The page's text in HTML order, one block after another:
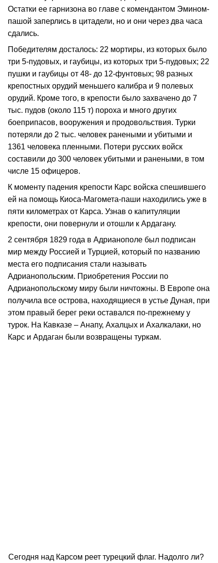
Остатки ее гарнизона во главе с комендантом Эмином-
пашой заперлись в цитадели, но и они через два часа
сдались.
Победителям досталось: 22 мортиры, из которых было
три 5-пудовых, и гаубицы, из которых три 5-пудовых; 22
пушки и гаубицы от 48- до 12-фунтовых; 98 разных
крепостных орудий меньшего калибра и 9 полевых
орудий. Кроме того, в крепости было захвачено до 7
тыс. пудов (около 115 т) пороха и много других
боеприпасов, вооружения и продовольствия. Турки
потеряли до 2 тыс. человек ранеными и убитыми и
1361 человека пленными. Потери русских войск
составили до 300 человек убитыми и ранеными, в том
числе 15 офицеров.
К моменту падения крепости Карс войска спешившего
ей на помощь Киоса-Магомета-паши находились уже в
пяти километрах от Карса. Узнав о капитуляции
крепости, они повернули и отошли к Ардагану.
2 сентября 1829 года в Адрианополе был подписан
мир между Россией и Турцией, который по названию
места его подписания стали называть
Адрианопольским. Приобретения России по
Адрианопольскому миру были ничтожны. В Европе она
получила все острова, находящиеся в устье Дуная, при
этом правый берег реки оставался по-прежнему у
турок. На Кавказе – Анапу, Ахалцых и Ахалкалаки, но
Карс и Ардаган были возвращены туркам.
Сегодня над Карсом реет турецкий флаг. Надолго ли?